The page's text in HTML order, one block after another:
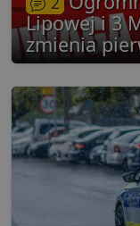
Lipowej i 3
zmienia